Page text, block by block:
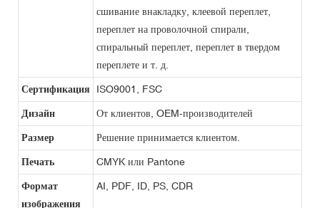
сшивание внакладку, клеевой переплет,
переплет на проволочной спирали,
спиральный переплет, переплет в твердом
переплете и т. д.
Сертификация ISO9001, FSC
Дизайн От клиентов, OEM-производителей
Размер Решение принимается клиентом.
Печать CMYK или Pantone
Формат
изображения
AI, PDF, ID, PS, CDR